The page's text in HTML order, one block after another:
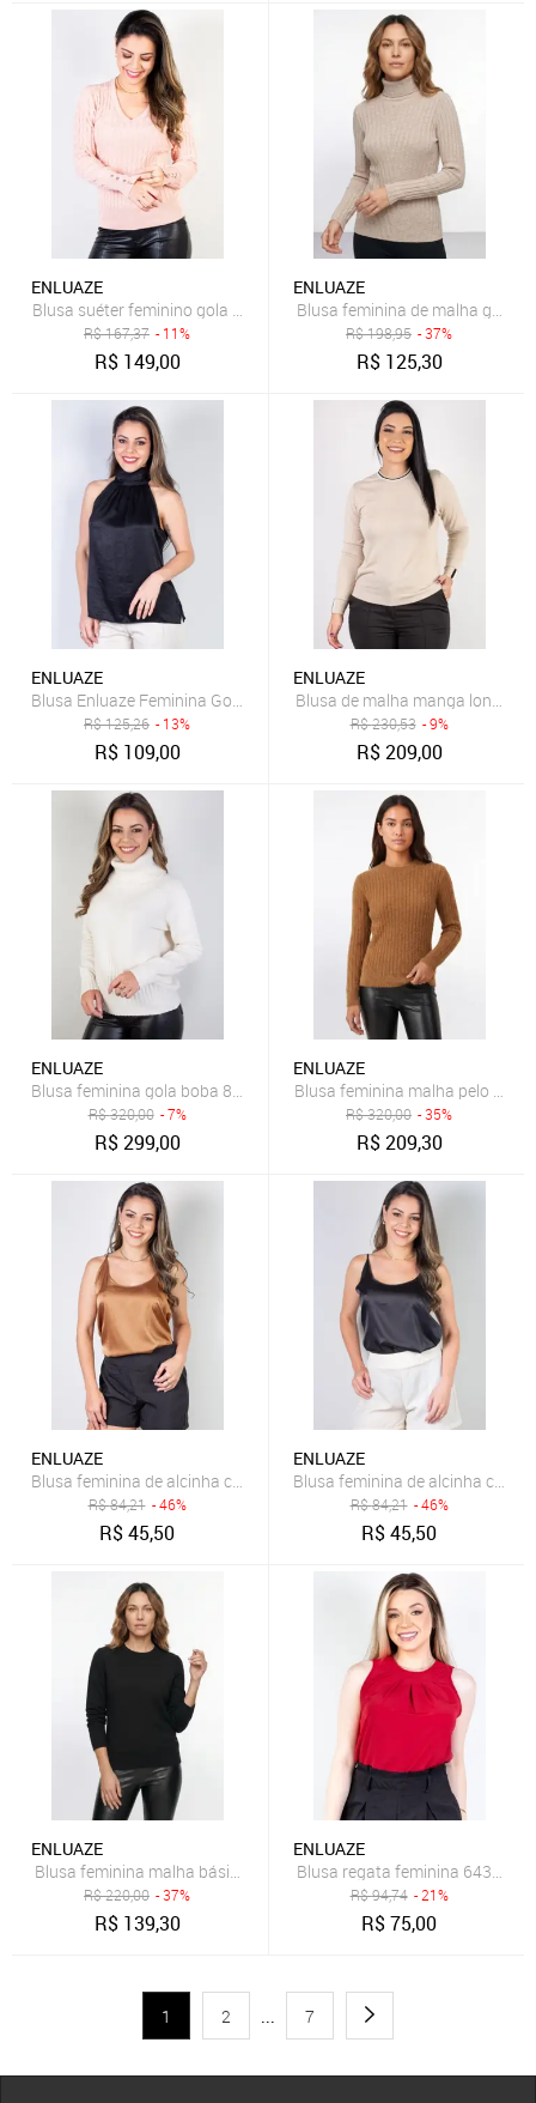
ENLUAZE
Blusa suéter feminino gola V 70871 - Blush
R$167,37 - 11%
R$ 149,00
ENLUAZE
Blusa feminina de malha gola
R$198,95 - 37%
R$ 125,30
ENLUAZE
Blusa Enluaze Feminina Gola Alta Decote Halter Neck 51255 - Preto
R$125,26 - 13%
R$ 109,00
ENLUAZE
Blusa de malha manga longa
R$230,53 - 9%
R$209,00
ENLUAZE
Blusa feminina gola boba 81148 - Off white
R$320,00 - 7%
R$299,00
ENLUAZE
Blusa feminina malha
R$320,00 - 35%
R$209,30
ENLUAZE
Blusa feminina de alcinha cetim 71103 - Marrom
R$84,21 - 46%
R$45,50
ENLUAZE
Blusa feminina de alcinha cetim
R$84,21 - 46%
R$45,50
ENLUAZE
Blusa feminina malha básica gola redonda 61319 - Preto
R$220,00 - 37%
R$ 139,30
ENLUAZE
Blusa regata feminina 64390 -
R$94,74 - 21%
R$75,00
1 2 ... 7